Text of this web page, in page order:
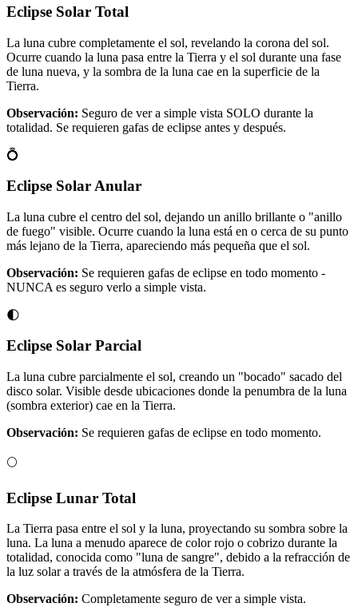
Eclipse Solar Total
La luna cubre completamente el sol, revelando la corona del sol.
Ocurre cuando la luna pasa entre la Tierra y el sol durante una fase
de luna nueva, y la sombra de la luna cae en la superficie de la
Tierra.
Observación: Seguro de ver a simple vista SOLO durante la
totalidad. Se requieren gafas de eclipse antes y después.
💍
Eclipse Solar Anular
La luna cubre el centro del sol, dejando un anillo brillante o "anillo
de fuego" visible. Ocurre cuando la luna está en o cerca de su punto
más lejano de la Tierra, apareciendo más pequeña que el sol.
Observación: Se requieren gafas de eclipse en todo momento -
NUNCA es seguro verlo a simple vista.
🌓
Eclipse Solar Parcial
La luna cubre parcialmente el sol, creando un "bocado" sacado del
disco solar. Visible desde ubicaciones donde la penumbra de la luna
(sombra exterior) cae en la Tierra.
Observación: Se requieren gafas de eclipse en todo momento.
🌕
Eclipse Lunar Total
La Tierra pasa entre el sol y la luna, proyectando su sombra sobre la
luna. La luna a menudo aparece de color rojo o cobrizo durante la
totalidad, conocida como "luna de sangre", debido a la refracción de
la luz solar a través de la atmósfera de la Tierra.
Observación: Completamente seguro de ver a simple vista.